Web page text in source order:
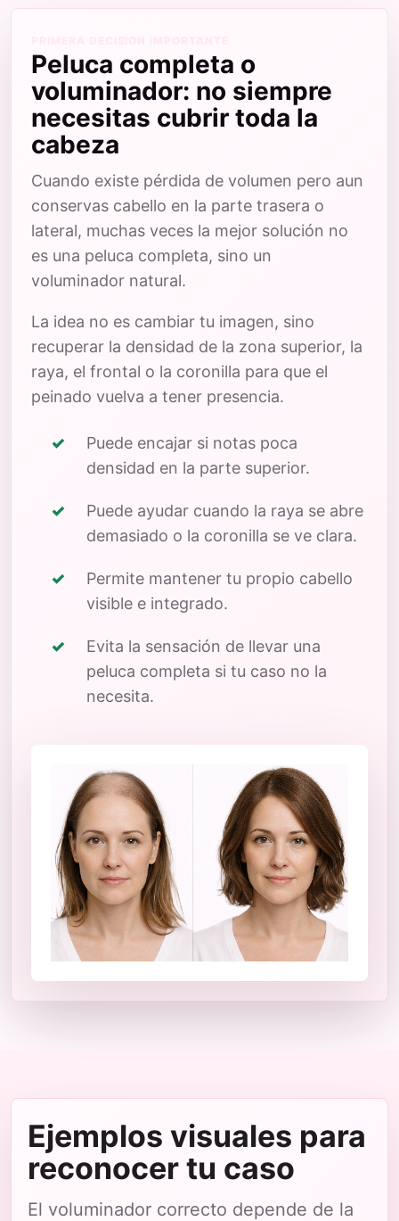
Peluca completa o
voluminador: no siempre
necesitas cubrir toda la
cabeza
Cuando existe pérdida de volumen pero aun
conservas cabello en la parte trasera o
lateral, muchas veces la mejor solución no
es una peluca completa, sino un
voluminador natural.
La idea no es cambiar tu imagen, sino
recuperar la densidad de la zona superior, la
raya, el frontal o la coronilla para que el
peinado vuelva a tener presencia.
Puede encajar si notas poca
densidad en la parte superior.
Puede ayudar cuando la raya se abre
demasiado o la coronilla se ve clara.
Permite mantener tu propio cabello
visible e integrado.
Evita la sensación de llevar una
peluca completa si tu caso no la
necesita.
Ejemplos visuales para
reconocer tu caso
El voluminador correcto depende de la